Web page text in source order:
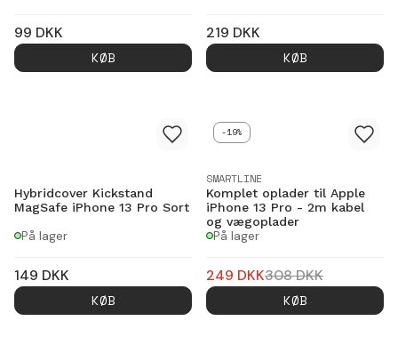
99 DKK
KØB
219 DKK
KØB
Hybridcover Kickstand
MagSafe iPhone 13 Pro Sort
På lager
149 DKK
KØB
-19%
SMARTLINE
Komplet oplader til Apple
iPhone 13 Pro - 2m kabel
og vægoplader
På lager
249 DKK308DKK
KØB